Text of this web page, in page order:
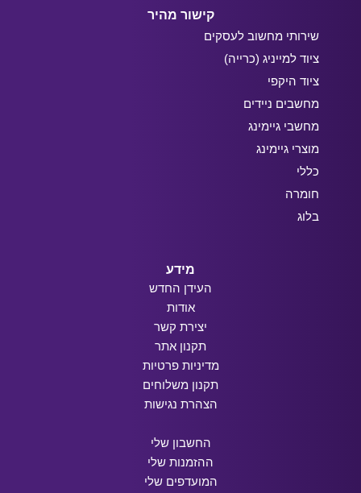
קישור מהיר
שירותי מחשוב לעסקים
ציוד למייניג (כרייה)
ציוד היקפי
מחשבים ניידים
מחשבי גיימינג
מוצרי גיימינג
כללי
חומרה
בלוג
מידע
העידן החדש
אודות
יצירת קשר
תקנון אתר
מדיניות פרטיות
תקנון משלוחים
הצהרת נגישות
החשבון שלי
ההזמנות שלי
המועדפים שלי